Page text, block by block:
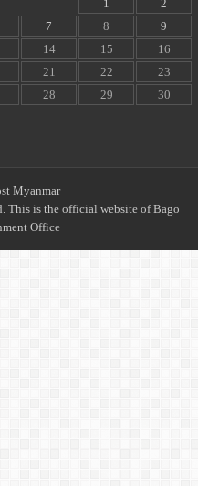
1
2
7 8
9
14 15
16
21 22
23
28 29
30
Myanmar
This is the official website of Bago
Office